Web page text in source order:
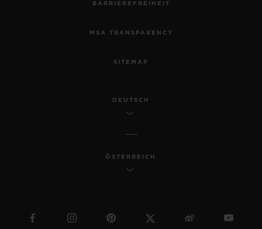
BARRIEREFREIHEIT
MSA TRANSPARENCY
SITEMAP
DEUTSCH
ÖSTERREICH